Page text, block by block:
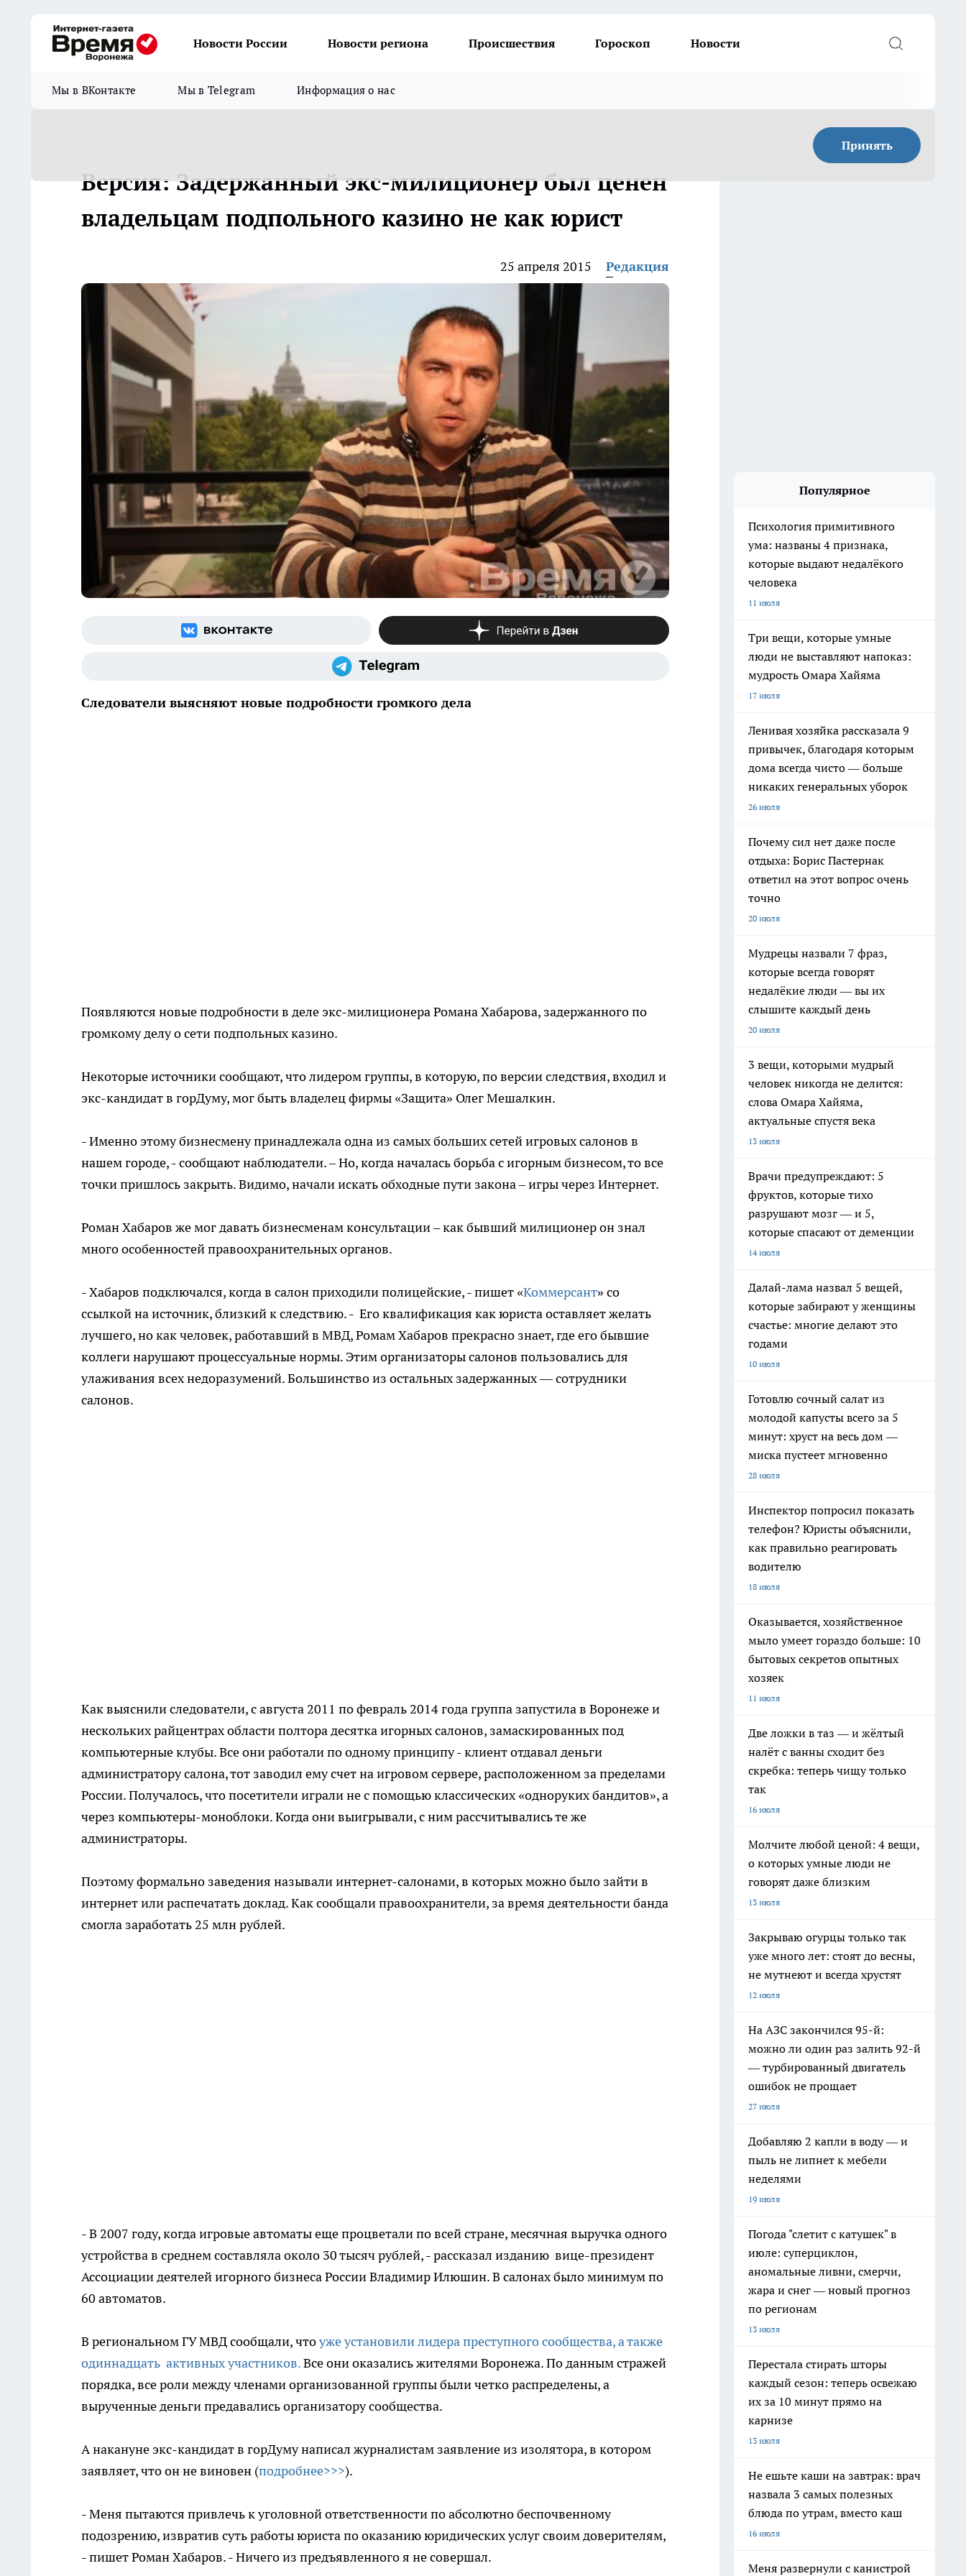
Новости России Новости региона Происшествия Гороскоп Новости
Мы в ВКонтакте Мы в Telegram Информация о нас
Принять
Версия: Задержанный экс-милиционер был ценен
владельцам подпольного казино не как юрист
25 апреля 2015 Редакция
Следователи выясняют новые подробности громкого дела
Появляются новые подробности в деле экс-милиционера Романа Хабарова, задержанного по
громкому делу о сети подпольных казино.
Некоторые источники сообщают, что лидером группы, в которую, по версии следствия, входил и
экс-кандидат в горДуму, мог быть владелец фирмы «Защита» Олег Мешалкин.
- Именно этому бизнесмену принадлежала одна из самых больших сетей игровых салонов в
нашем городе, - сообщают наблюдатели. – Но, когда началась борьба с игорным бизнесом, то все
точки пришлось закрыть. Видимо, начали искать обходные пути закона – игры через Интернет.
Роман Хабаров же мог давать бизнесменам консультации – как бывший милиционер он знал
много особенностей правоохранительных органов.
- Хабаров подключался, когда в салон приходили полицейские, - пишет «Коммерсант» со
ссылкой на источник, близкий к следствию. - Его квалификация как юриста оставляет желать
лучшего, но как человек, работавший в МВД, Ромам Хабаров прекрасно знает, где его бывшие
коллеги нарушают процессуальные нормы. Этим организаторы салонов пользовались для
улаживания всех недоразумений. Большинство из остальных задержанных — сотрудники
салонов.
Как выяснили следователи, с августа 2011 по февраль 2014 года группа запустила в Воронеже и
нескольких райцентрах области полтора десятка игорных салонов, замаскированных под
компьютерные клубы. Все они работали по одному принципу - клиент отдавал деньги
администратору салона, тот заводил ему счет на игровом сервере, расположенном за пределами
России. Получалось, что посетители играли не с помощью классических «одноруких бандитов», а
через компьютеры-моноблоки. Когда они выигрывали, с ним рассчитывались те же
администраторы.
Поэтому формально заведения называли интернет-салонами, в которых можно было зайти в
интернет или распечатать доклад. Как сообщали правоохранители, за время деятельности банда
смогла заработать 25 млн рублей.
- В 2007 году, когда игровые автоматы еще процветали по всей стране, месячная выручка одного
устройства в среднем составляла около 30 тысяч рублей, - рассказал изданию вице-президент
Ассоциации деятелей игорного бизнеса России Владимир Илюшин. В салонах было минимум по
60 автоматов.
В региональном ГУ МВД сообщали, чтоуже установили лидера преступного сообщества, а также
одиннадцать активных участников.Все они оказались жителями Воронежа. По данным стражей
порядка, все роли между членами организованной группы были четко распределены, а
вырученные деньги предавались организатору сообщества.
А накануне экс-кандидат в горДуму написал журналистам заявление из изолятора, в котором
заявляет, что он не виновен (подробнее>>>).
- Меня пытаются привлечь к уголовной ответственности по абсолютно беспочвенному
подозрению, извратив суть работы юриста по оказанию юридических услуг своим доверителям,
- пишет Роман Хабаров. - Ничего из предъявленного я не совершал.
Популярное
Психология примитивного
ума: названы 4 признака,
которые выдают недалёкого
человека
11 июля
Три вещи, которые умные
люди не выставляют напоказ:
мудрость Омара Хайяма
17 июля
Ленивая хозяйка рассказала 9
привычек, благодаря которым
дома всегда чисто — больше
никаких генеральных уборок
26 июля
Почему сил нет даже после
отдыха: Борис Пастернак
ответил на этот вопрос очень
точно
20 июля
Мудрецы назвали 7 фраз,
которые всегда говорят
недалёкие люди — вы их
слышите каждый день
20 июля
3 вещи, которыми мудрый
человек никогда не делится:
слова Омара Хайяма,
актуальные спустя века
13 июля
Врачи предупреждают: 5
фруктов, которые тихо
разрушают мозг — и 5,
которые спасают от деменции
14 июля
Далай-лама назвал 5 вещей,
которые забирают у женщины
счастье: многие делают это
годами
10 июля
Готовлю сочный салат из
молодой капусты всего за 5
минут: хруст на весь дом —
миска пустеет мгновенно
28 июля
Инспектор попросил показать
телефон? Юристы объяснили,
как правильно реагировать
водителю
18 июля
Оказывается, хозяйственное
мыло умеет гораздо больше: 10
бытовых секретов опытных
хозяек
11 июля
Две ложки в таз — и жёлтый
налёт с ванны сходит без
скребка: теперь чищу только
так
16 июля
Молчите любой ценой: 4 вещи,
о которых умные люди не
говорят даже близким
13 июля
Закрываю огурцы только так
уже много лет: стоят до весны,
не мутнеют и всегда хрустят
12 июля
На АЗС закончился 95-й:
можно ли один раз залить 92-й
— турбированный двигатель
ошибок не прощает
27 июля
Добавляю 2 капли в воду — и
пыль не липнет к мебели
неделями
19 июля
Погода "слетит с катушек" в
июле: суперциклон,
аномальные ливни, смерчи,
жара и снег — новый прогноз
по регионам
13 июля
Перестала стирать шторы
каждый сезон: теперь освежаю
их за 10 минут прямо на
карнизе
13 июля
Не ешьте каши на завтрак: врач
назвала 3 самых полезных
блюда по утрам, вместо каш
16 июля
Меня развернули с канистрой